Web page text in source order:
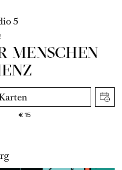
5
MENSCHEN
€15